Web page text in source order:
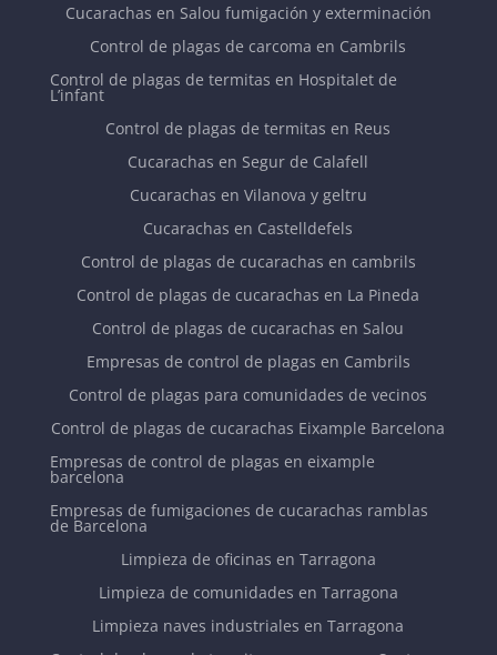
Cucarachas en Salou fumigación y exterminación
Control de plagas de carcoma en Cambrils
Control de plagas de termitas en Hospitalet de
L’infant
Control de plagas de termitas en Reus
Cucarachas en Segur de Calafell
Cucarachas en Vilanova y geltru
Cucarachas en Castelldefels
Control de plagas de cucarachas en cambrils
Control de plagas de cucarachas en La Pineda
Control de plagas de cucarachas en Salou
Empresas de control de plagas en Cambrils
Control de plagas para comunidades de vecinos
Control de plagas de cucarachas Eixample Barcelona
Empresas de control de plagas en eixample
barcelona
Empresas de fumigaciones de cucarachas ramblas
de Barcelona
Limpieza de oficinas en Tarragona
Limpieza de comunidades en Tarragona
Limpieza naves industriales en Tarragona